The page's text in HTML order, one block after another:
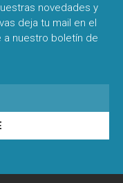
novedades y
deja tu mail en el
nuestro boletín de